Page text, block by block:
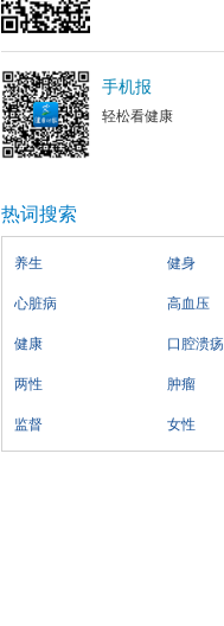
手机报
轻松看健康
热词搜索
养生 健身
心脏病 高血压
健康 口腔溃疡
两性 肿瘤
监督 女性